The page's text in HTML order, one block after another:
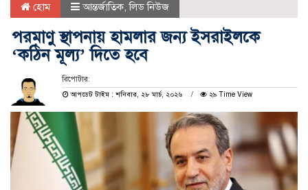
হোম আন্তর্জাতিক,লিড নিউজ
পরমাণু স্থাপনায় হামলার জন্য ইসরাইলকে
‘কঠিন মূল্য’ দিতে হবে
রিপোটার:
আপডেট টাইম : শনিবার, ২৮ মার্চ, ২০২৬
২৯ Time View